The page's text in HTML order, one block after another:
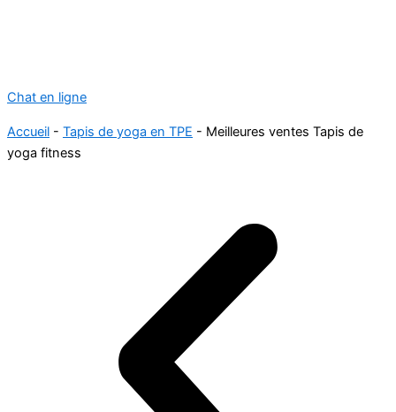
Chat en ligne
Accueil - Tapis de yoga en TPE - Meilleures ventes Tapis de
yoga fitness